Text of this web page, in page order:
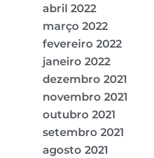
abril 2022
março 2022
fevereiro 2022
janeiro 2022
dezembro 2021
novembro 2021
outubro 2021
setembro 2021
agosto 2021